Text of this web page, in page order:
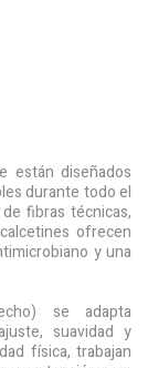
están diseñados
durante todo el
fibras técnicas,
ofrecen
y una
se adapta
suavidad y
física, trabajan